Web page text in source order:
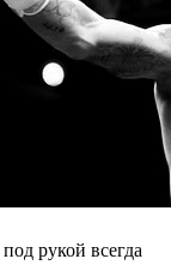
рукой всегда